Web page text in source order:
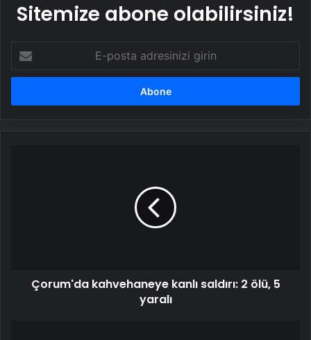
Sitemize abone olabilirsiniz!
posta
adresinizi
Çorum'da kahvehaneye kanlı saldırı: 2 ölü, 5
yaralı